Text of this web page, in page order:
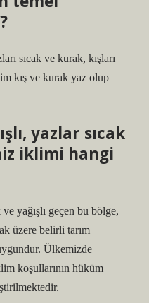
sıcak ve kurak, kışları
kış ve kurak yaz olup
yazlar sıcak
iklimi hangi
ve yağışlı geçen bu bölge,
üzere belirli tarım
Ülkemizde
koşullarının hüküm